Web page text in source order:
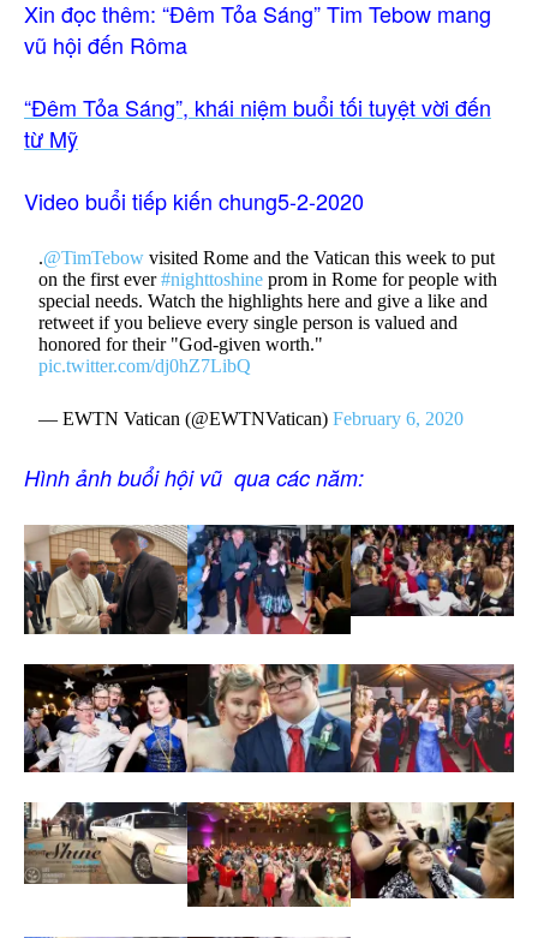
Xin đọc thêm: “Đêm Tỏa Sáng” Tim Tebow mang
vũ hội đến Rôma
“Đêm Tỏa Sáng”, khái niệm buổi tối tuyệt vời đến
từ Mỹ
Video buổi tiếp kiến chung5-2-2020
.@TimTebow visited Rome and the Vatican this week to put
on the first ever#nighttoshine prom in Rome for people with
special needs. Watch the highlights here and give a like and
retweet if you believe every single person is valued and
honored for their "God-given worth."
pic.twitter.com/dj0hZ7LibQ
— EWTN Vatican (@EWTNVatican)February 6, 2020
Hình ảnh buổi hội vũ qua các năm: